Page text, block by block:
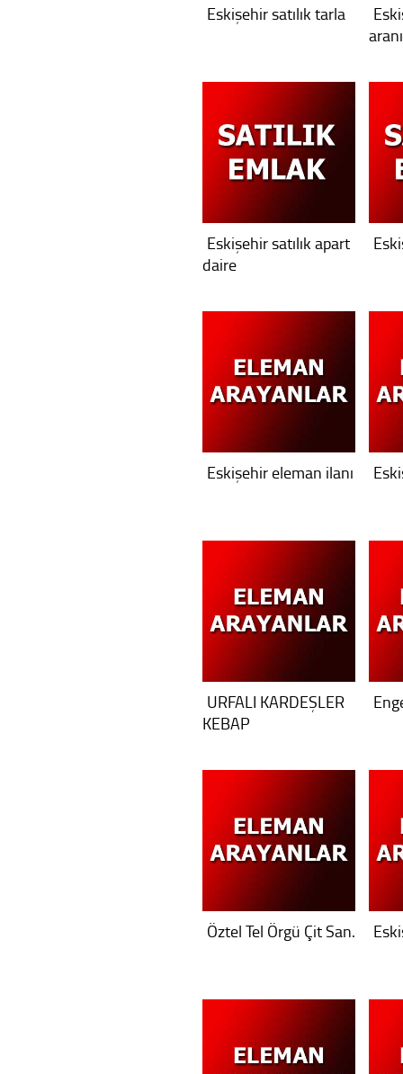
Eskişehir satılık tarla
Eskişehir satılık apart
daire
Eskişehir eleman ilanı
URFALI KARDEŞLER
KEBAP
Öztel Tel Örgü Çit San.